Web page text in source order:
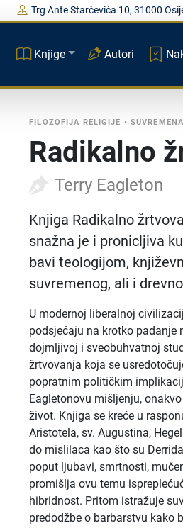
Trg Ante Starčevića 10, 31000
Knjige Autori
FILOZOFIJA RELIGIJE •
Radikalno
Terry Eagleton
Knjiga Radikalno
snažna je i pronicljiva
bavi teologijom,
suvremenog, ali i
U modernoj liberalnoj
podsjećaju na krotko padanje
dojmljivoj i sveobuhvatnoj
žrtvovanja koja se
popratnim političkim
Eagletonovu mišljenju,
život. Knjiga se kreće u
Aristotela, sv. Augustina,
do mislilaca kao što su
poput ljubavi, smrtnosti,
promišlja ovu temu
hibridnost. Pritom istražuje
predodžbe o barbarstvu kako